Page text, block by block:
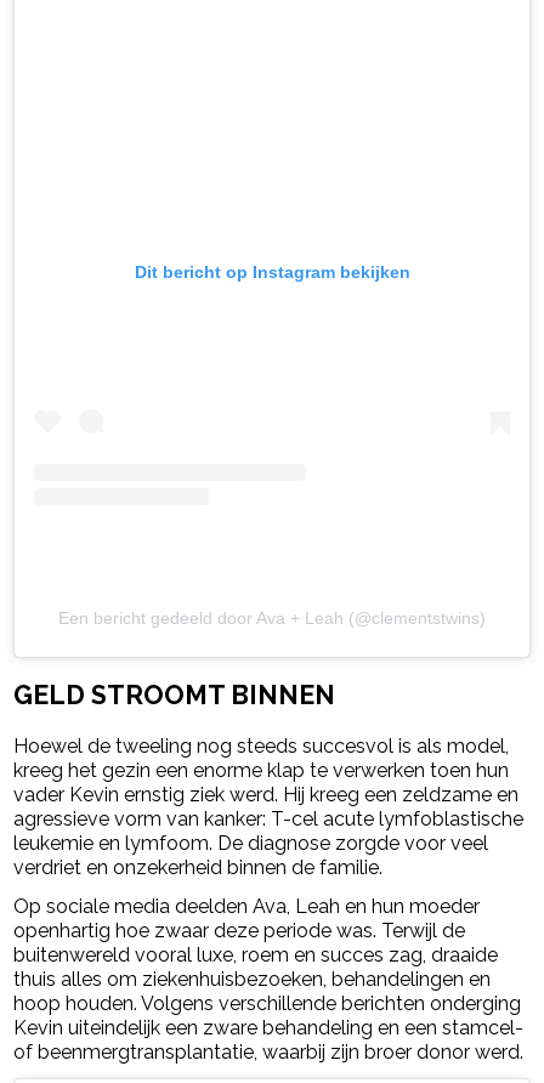
Dit bericht op Instagram bekijken
Een bericht gedeeld door Ava + Leah (@clementstwins)
GELD STROOMT BINNEN
Hoewel de tweeling nog steeds succesvol is als model,
kreeg het gezin een enorme klap te verwerken toen hun
vader Kevin ernstig ziek werd. Hij kreeg een zeldzame en
agressieve vorm van kanker: T-cel acute lymfoblastische
leukemie en lymfoom. De diagnose zorgde voor veel
verdriet en onzekerheid binnen de familie.
Op sociale media deelden Ava, Leah en hun moeder
openhartig hoe zwaar deze periode was. Terwijl de
buitenwereld vooral luxe, roem en succes zag, draaide
thuis alles om ziekenhuisbezoeken, behandelingen en
hoop houden. Volgens verschillende berichten onderging
Kevin uiteindelijk een zware behandeling en een stamcel-
of beenmergtransplantatie, waarbij zijn broer donor werd.